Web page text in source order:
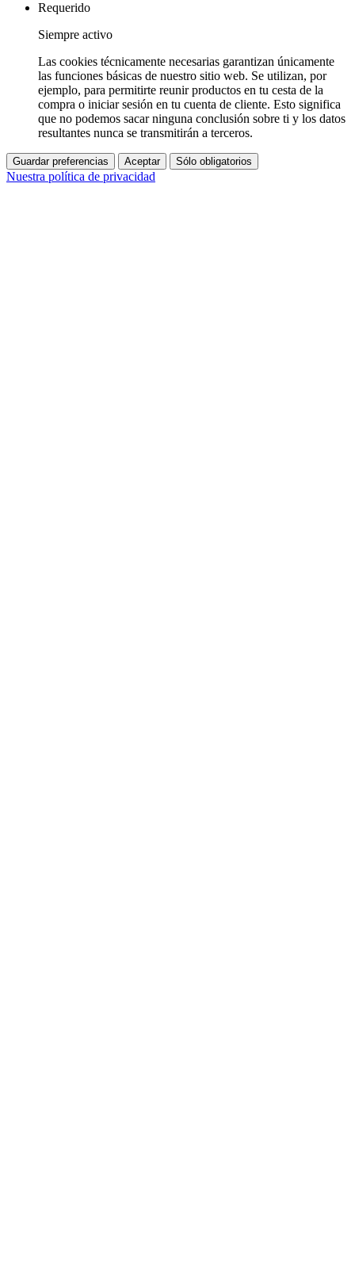
Requerido
Siempre activo
Las cookies técnicamente necesarias garantizan únicamente
las funciones básicas de nuestro sitio web. Se utilizan, por
ejemplo, para permitirte reunir productos en tu cesta de la
compra o iniciar sesión en tu cuenta de cliente. Esto significa
que no podemos sacar ninguna conclusión sobre ti y los datos
resultantes nunca se transmitirán a terceros.
Guardar preferencias Aceptar Sólo obligatorios
Nuestra política de privacidad